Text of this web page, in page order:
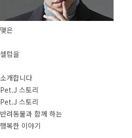
맺은
셀럽을
소개합니다
Pet.J 스토리
Pet.J 스토리
반려동물과 함께 하는
행복한 이야기